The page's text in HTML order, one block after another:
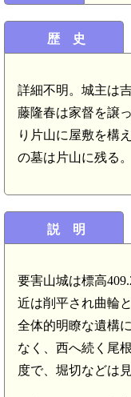
歴 史
詳細不明。城主は
藤隆春は家督を譲
り片山に屋敷を構
の墓は片山に残る。
説 明
要害山城は標高
近は削平され曲輪
全体的明瞭な遺構
なく、西へ続く尾
度で、堀切などは